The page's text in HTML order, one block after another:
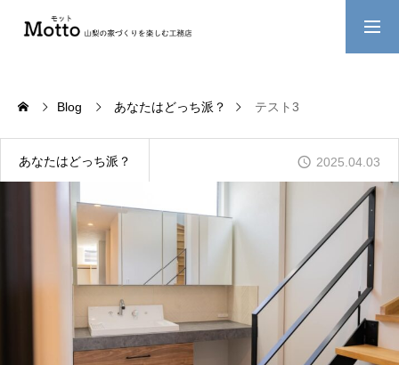
わたしたちについて
PROJECT
RECRUIT
業務拡大につきスタッフ大募集
CONTACT
お問い合わせ
Blog あなたはどっち派？ テスト3
あなたはどっち派？ 2025.04.03